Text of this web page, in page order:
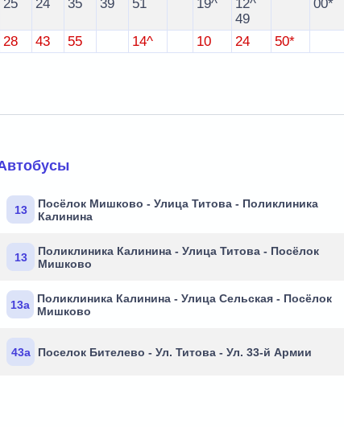
25 24 35 39 51 19^
12^
49
00*
28 43 55 14^ 10 24 50*
13
Посёлок Мишково - Улица Титова - Поликлиника
Калинина
13
Поликлиника Калинина - Улица Титова - Посёлок
Мишково
13а
Поликлиника Калинина - Улица Сельская - Посёлок
Мишково
43а Поселок Бителево - Ул. Титова - Ул. 33-й Армии